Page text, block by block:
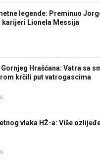
legende: Preminuo
karijeri Lionela Messija
Hrašćana: Vatra sa
krčili put vatrogascima
vlaka HŽ-a: Više